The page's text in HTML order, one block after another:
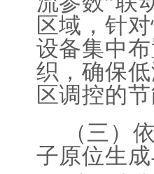
区域，针
设备集中
织，确保
区调控的
（三）
子原位生